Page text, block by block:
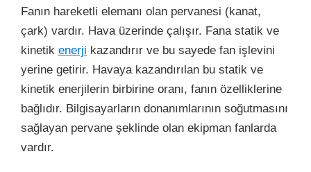
Fanın hareketli elemanı olan pervanesi (kanat,
çark) vardır. Hava üzerinde çalışır. Fana statik ve
kinetik enerji kazandırır ve bu sayede fan işlevini
yerine getirir. Havaya kazandırılan bu statik ve
kinetik enerjilerin birbirine oranı, fanın özelliklerine
bağlıdır. Bilgisayarların donanımlarının soğutmasını
sağlayan pervane şeklinde olan ekipman fanlarda
vardır.